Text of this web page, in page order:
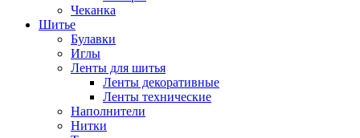
Чеканка
Шитье
Булавки
Иглы
Ленты для шитья
Ленты декоративные
Ленты технические
Наполнители
Нитки